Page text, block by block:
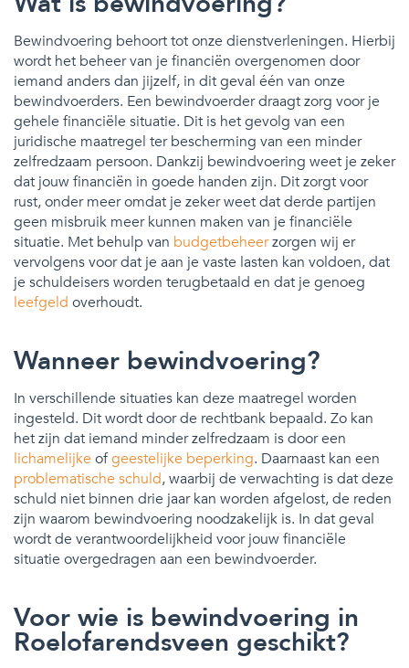
Bewindvoering behoort tot onze dienstverleningen. Hierbij
wordt het beheer van je financiën overgenomen door
iemand anders dan jijzelf, in dit geval één van onze
bewindvoerders. Een bewindvoerder draagt zorg voor je
gehele financiële situatie. Dit is het gevolg van een
juridische maatregel ter bescherming van een minder
zelfredzaam persoon. Dankzij bewindvoering weet je zeker
dat jouw financiën in goede handen zijn. Dit zorgt voor
rust, onder meer omdat je zeker weet dat derde partijen
geen misbruik meer kunnen maken van je financiële
situatie. Met behulp van budgetbeheerzorgen wij er
vervolgens voor dat je aan je vaste lasten kan voldoen, dat
je schuldeisers worden terugbetaald en dat je genoeg
leefgeld overhoudt.
Wanneer bewindvoering?
In verschillende situaties kan deze maatregel worden
ingesteld. Dit wordt door de rechtbank bepaald. Zo kan
het zijn dat iemand minder zelfredzaam is door een
lichamelijke ofgeestelijke beperking. Daarnaast kan een
problematische schuld, waarbij de verwachting is dat deze
schuld niet binnen drie jaar kan worden afgelost, de reden
zijn waarom bewindvoering noodzakelijk is. In dat geval
wordt de verantwoordelijkheid voor jouw financiële
situatie overgedragen aan een bewindvoerder.
Voor wie is bewindvoering in
Roelofarendsveen geschikt?